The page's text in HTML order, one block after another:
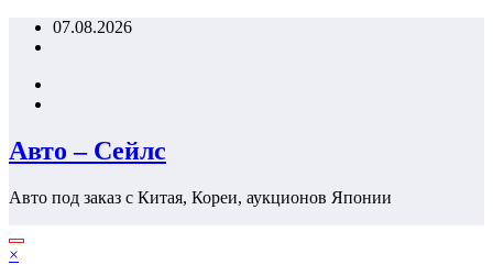
Перейти07.08.2026
Авто – Сейлс
Авто под заказ с Китая, Кореи, аукционов Японии
×